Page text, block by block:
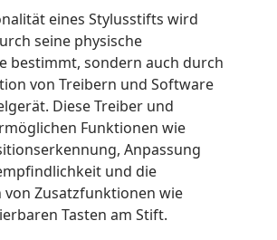
eines Stylusstifts wird
seine physische
bestimmt, sondern auch durch
von Treibern und Software
Diese Treiber und
Funktionen wie
Anpassung
und die
Zusatzfunktionen wie
Tasten am Stift.